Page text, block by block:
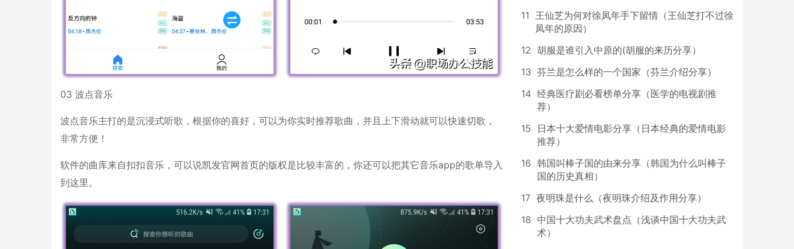
03 波点音乐
波点音乐主打的是沉浸式听歌，根据你的喜好，可以为你实时推荐歌曲，并且上下滑动就可以快速切歌，
非常方便！
软件的曲库来自扣扣音乐，可以说凯发官网首页的版权是比较丰富的，你还可以把其它音乐app的歌单导入
到这里。
11 王仙芝为何对徐凤年手下留情（王仙芝打不过徐
凤年的原因）
12 胡服是谁引入中原的(胡服的来历分享）
13 芬兰是怎么样的一个国家（芬兰介绍分享）
14 经典医疗剧必看榜单分享（医学的电视剧推
荐）
15
日本十大爱情电影分享（日本经典的爱情电影
推荐）
16 韩国叫棒子国的由来分享（韩国为什么叫棒子
国的历史真相）
17 夜明珠是什么（夜明珠介绍及作用分享）
18 中国十大功夫武术盘点（浅谈中国十大功夫武
术）